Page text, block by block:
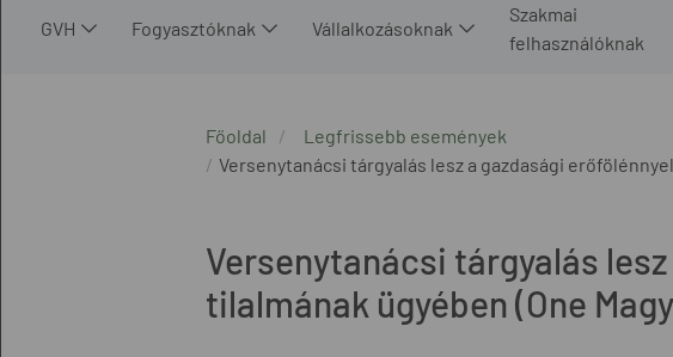
GVH Fogyasztóknak Vállalkozásoknak
Szakmai
felhasználóknak
Főoldal
Legfrissebb események
Versenytanácsi tárgyalás lesz a gazdasági
Versenytanácsi tárgyalás
tilalmának ügyében (One